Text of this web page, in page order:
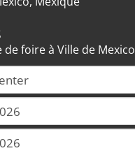
foire à Ville de Mexico